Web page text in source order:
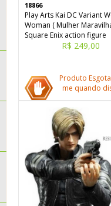
18866
Play Arts Kai DC Variant
Woman ( Mulher
Square Enix action figure
R$ 249,00
Produto
me quando